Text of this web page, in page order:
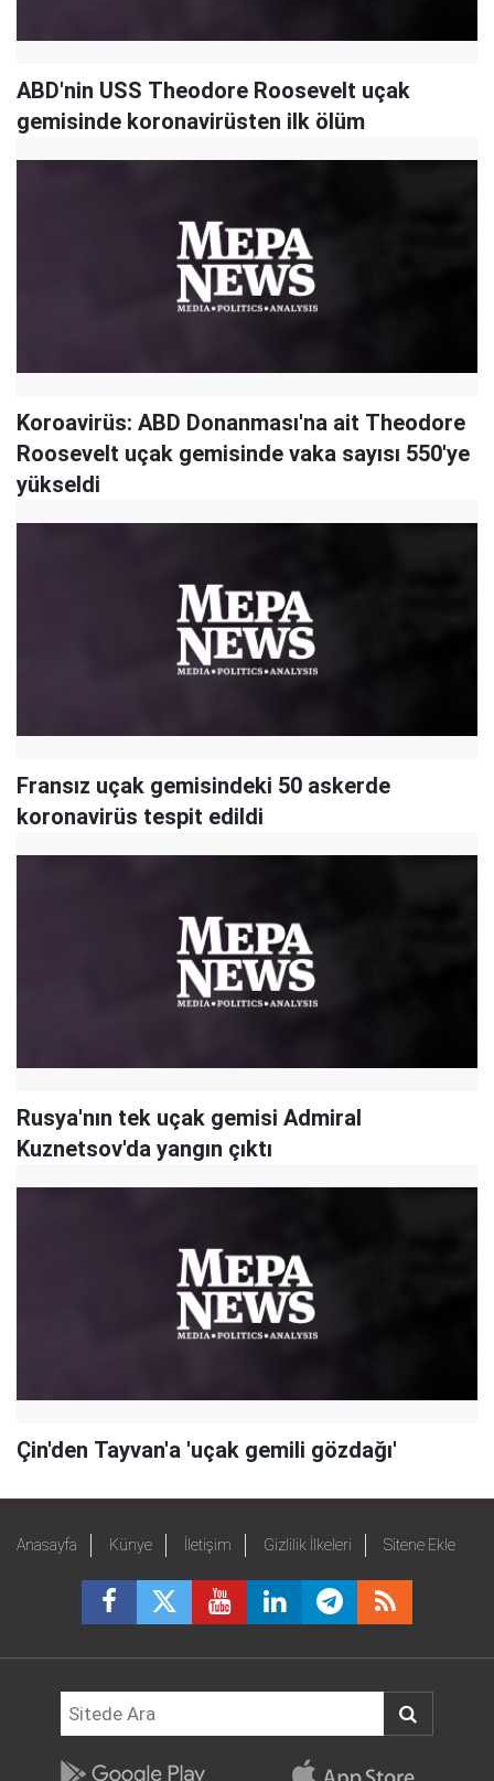
ABD'nin USS Theodore Roosevelt uçak
gemisinde koronavirüsten ilk ölüm
Koroavirüs: ABD Donanması'na ait Theodore
Roosevelt uçak gemisinde vaka sayısı 550'ye
yükseldi
Fransız uçak gemisindeki 50 askerde
koronavirüs tespit edildi
Rusya'nın tek uçak gemisi Admiral
Kuznetsov'da yangın çıktı
Çin'den Tayvan'a 'uçak gemili gözdağı'
Anasayfa Künye İletişim Gizlilik İlkeleri Sitene Ekle